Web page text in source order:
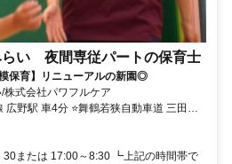
らい 夜間専従パートの保育士
保育】リニューアルの新園◎
式会社パワフルケア
広野駅 車4分 ⭐️舞鶴若狭自動車道 三田西
30または 17:00～8:30 ┗上記の時間帯で